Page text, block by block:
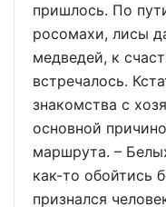
пришлось. По
росомахи, лисы
медведей, к
встречалось.
знакомства с
основной
маршрута. –
как-то обойтись
признался